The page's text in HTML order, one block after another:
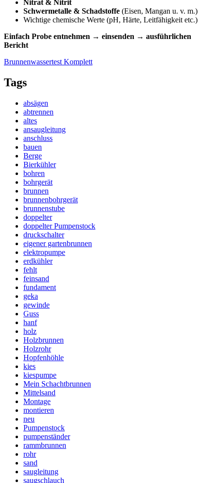
Nitrat & Nitrit
Schwermetalle & Schadstoffe (Eisen, Mangan u. v. m.)
Wichtige chemische Werte (pH, Härte, Leitfähigkeit etc.)
Einfach Probe entnehmen → einsenden → ausführlichen
Bericht
Brunnenwassertest Komplett
Tags
absägen
abtrennen
altes
ansaugleitung
anschluss
bauen
Berge
Bierkühler
bohren
bohrgerät
brunnen
brunnenbohrgerät
brunnenstube
doppelter
doppelter Pumpenstock
druckschalter
eigener gartenbrunnen
elektropumpe
erdkühler
fehlt
feinsand
fundament
geka
gewinde
Guss
hanf
holz
Holzbrunnen
Holzrohr
Hopfenhöhle
kies
kiespumpe
Mein Schachtbrunnen
Mittelsand
Montage
montieren
neu
Pumpenstock
pumpenständer
rammbrunnen
rohr
sand
saugleitung
saugschlauch